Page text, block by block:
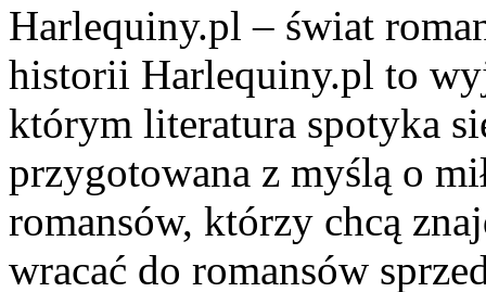
Harlequiny.pl – świat
historii Harlequiny.pl to
którym literatura spotyka
przygotowana z myślą o
romansów, którzy chcą
wracać do romansów